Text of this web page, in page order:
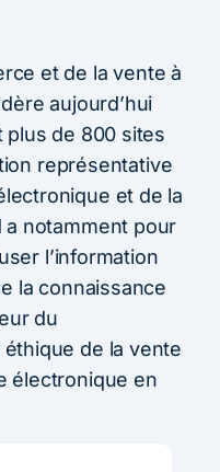
et de la vente à
aujourd’hui
de 800 sites
représentative
et de la
a notamment pour
l’information
la connaissance
du
de la vente
électronique en